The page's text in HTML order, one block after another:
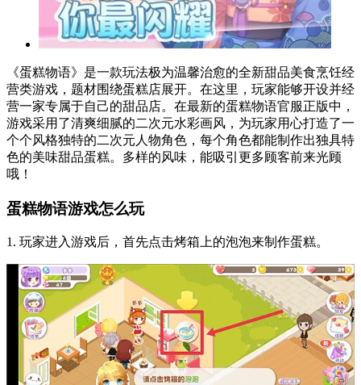
《蛋糕物语》是一款玩法极为温馨治愈的全新甜品美食烹饪经
营类游戏，题材围绕蛋糕店展开。在这里，玩家能够开设并经
营一家专属于自己的甜品店。在最新的蛋糕物语官服正版中，
游戏采用了清爽细腻的二次元水彩画风，为玩家用心打造了一
个个风格独特的二次元人物角色，每个角色都能制作出独具特
色的美味甜品蛋糕。多样的风味，能吸引更多顾客前来光顾
哦！
蛋糕物语游戏怎么玩
1. 玩家进入游戏后，首先点击烤箱上的泡泡来制作蛋糕。